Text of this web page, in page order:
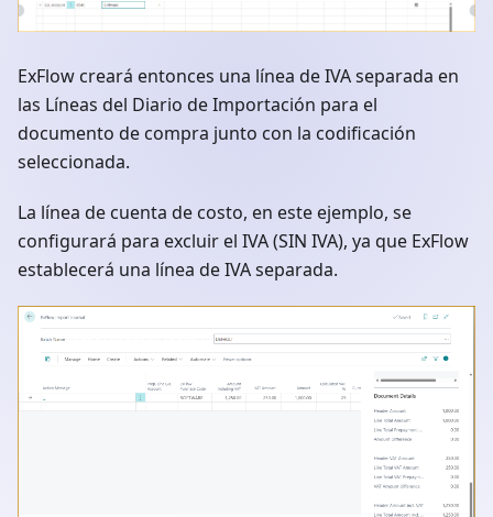
ExFlow creará entonces una línea de IVA separada en
las Líneas del Diario de Importación para el
documento de compra junto con la codificación
seleccionada.
La línea de cuenta de costo, en este ejemplo, se
configurará para excluir el IVA (SIN IVA), ya que ExFlow
establecerá una línea de IVA separada.